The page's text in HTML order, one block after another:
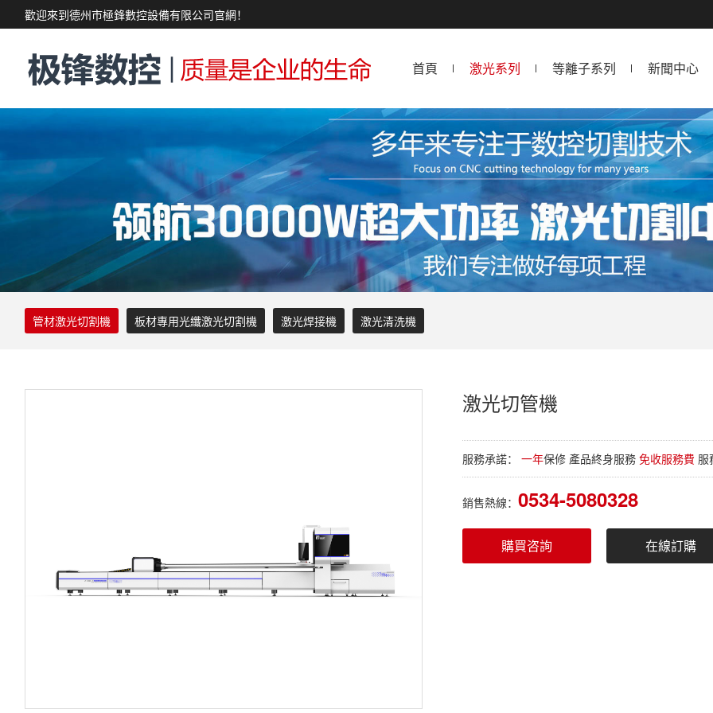
歡迎來到德州市極鋒數控設備有限公司官網！
首頁 激光系列 等離子系列 新聞中心
管材激光切割機 板材專用光纖激光切割機 激光焊接機 激光清洗機
激光切管機
服務承諾： 一年保修 產品終身服務 免收服務費 服
銷售熱線： 0534-5080328
購買咨詢 在線訂購